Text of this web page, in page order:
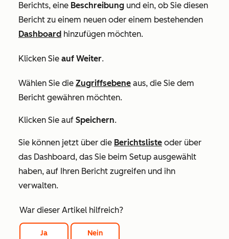
Berichts, eine Beschreibung und ein, ob Sie diesen
Bericht zu einem neuen oder einem bestehenden
Dashboard hinzufügen möchten.
Klicken Sie auf Weiter.
Wählen Sie die Zugriffsebene aus, die Sie dem
Bericht gewähren möchten.
Klicken Sie auf Speichern.
Sie können jetzt über die Berichtsliste oder über
das Dashboard, das Sie beim Setup ausgewählt
haben, auf Ihren Bericht zugreifen und ihn
verwalten.
War dieser Artikel hilfreich?
Ja Nein